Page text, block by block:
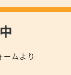
ームより